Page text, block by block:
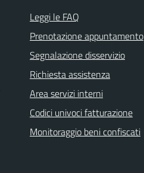
Leggi le FAQ
Prenotazione appuntamento
Segnalazione disservizio
Richiesta assistenza
Area servizi interni
Codici univoci fatturazione
Monitoraggio beni confiscati